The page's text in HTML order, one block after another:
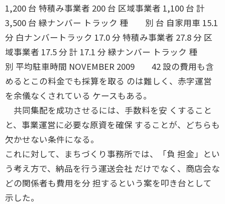
1,200 台 特積み事業者 200 台 区域事業者 1,100 台 計
3,500 台 緑ナンバー トラック 種 別 台 自家用車 15.1
分 白ナンバートラック 17.0 分 特積み事業者 27.8 分 区
域事業者 17.5 分 計 17.1 分 緑ナンバー トラック 種
別 平均駐車時間 NOVEMBER 2009 42 設の費用も含
めるとこの料金でも採算を取る のは難しく、赤字運営
を余儀なくされている ケースもある。
共同集配を成功させるには、手数料を安 くすること
と、事業運営に必要な原資を確保 することが、どちらも
欠かせない条件になる。
これに対して、まちづくり事務所では、「負 担金」とい
う考え方で、納品を行う運送会社 だけでなく、商店会な
どの関係者も費用を分 担するという案を叩き台として
示した。